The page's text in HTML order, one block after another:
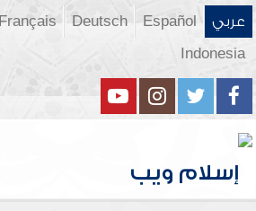
عربي Español
Deutsch
Français
Indonesia